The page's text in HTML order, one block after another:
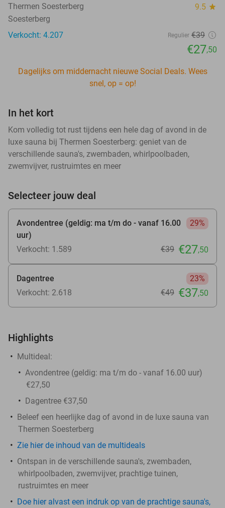
Thermen Soesterberg 9.5 star
Soesterberg
Verkocht: 4.207
Regulier €39
€27,50
Dagelijks om middernacht nieuwe Social Deals. Wees
snel, op = op!
In het kort
Kom volledig tot rust tijdens een hele dag of avond in de
luxe sauna bij Thermen Soesterberg: geniet van de
verschillende sauna's, zwembaden, whirlpoolbaden,
zwemvijver, rustruimtes en meer
Selecteer jouw deal
Avondentree (geldig: ma t/m do - vanaf 16.00
uur)
29%
Verkocht: 1.589 €39 €27,50
Dagentree
23%
Verkocht: 2.618
€49 €37,50
Highlights
Multideal:
Avondentree (geldig: ma t/m do - vanaf 16.00 uur)
€27,50
Dagentree €37,50
Beleef een heerlijke dag of avond in de luxe sauna van
Thermen Soesterberg
Zie hier de inhoud van de multideals
Ontspan in de verschillende sauna's, zwembaden,
whirlpoolbaden, zwemvijver, prachtige tuinen,
rustruimtes en meer
Doe hier alvast een indruk op van de prachtige sauna's,